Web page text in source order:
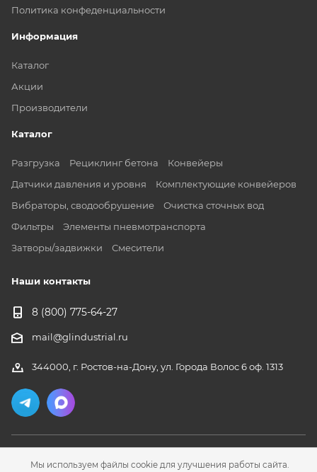
Политика конфеденциальности
Информация
Каталог
Акции
Производители
Каталог
Разгрузка Рециклинг бетона
Конвейеры
Датчики давления и уровня
Комплектующие конвейеров
Вибраторы, сводообрушение
Очистка сточных вод
Фильтры
Элементы пневмотранспорта
Затворы/задвижки
Смесители
Наши контакты
8 (800) 775-64-27
mail@glindustrial.ru
344000, г. Ростов-на-Дону, ул. Города Волос 6 оф. 1313
Мы используем файлы cookie для улучшения работы сайта.